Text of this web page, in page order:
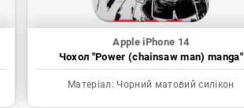
Apple iPhone 14
Чохол "Power (chainsaw man) manga"
Матеріал: Чорний матовий силікон